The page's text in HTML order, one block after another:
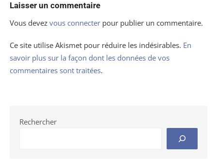
Laisser un commentaire
Vous devez vous connecter pour publier un commentaire.
Ce site utilise Akismet pour réduire les indésirables. En
savoir plus sur la façon dont les données de vos
commentaires sont traitées.
Rechercher